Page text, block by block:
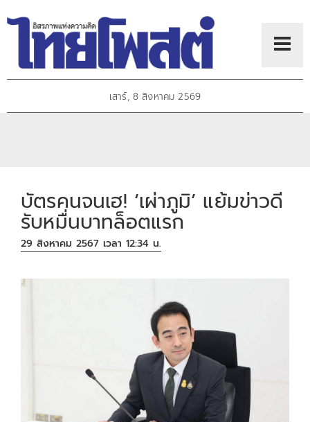
เสาร์, 8 สิงหาคม 2569
บัตรคนจนเฮ! ‘เผ่าภูมิ’ แย้มข่าวดี
รับหมื่นบาทล็อตแรก
29 สิงหาคม 2567 เวลา 12:34 น.